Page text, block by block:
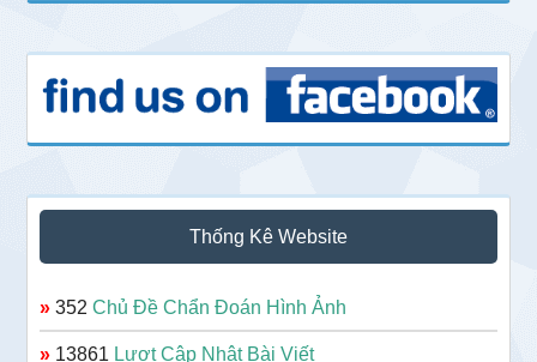
Thống Kê Website
» 352Chủ Đề Chẩn Đoán Hình Ảnh
» 13861 Lượt Cập Nhật Bài Viết